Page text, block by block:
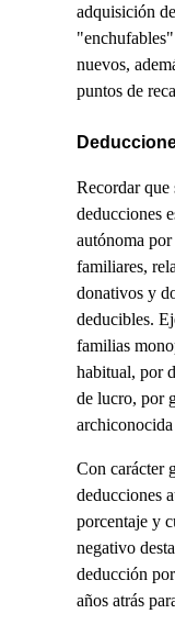
adquisición
nuevos,
puntos de
Recordar que
deducciones
autónoma
familiares,
donativos y
deducibles.
familias
habitual, por
de lucro, por
Con carácter
deducciones
porcentaje y
negativo
deducción
años atrás